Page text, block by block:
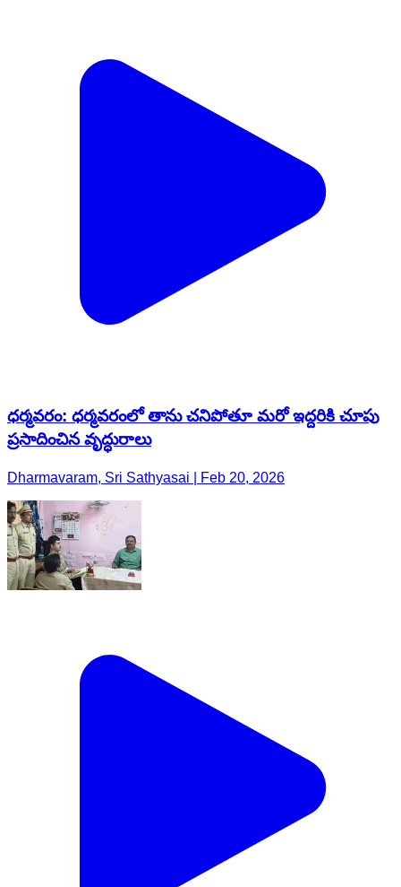
ధర్మవరం: ధర్మవరంలో తాను చనిపోతూ మరో ఇద్దరికి చూపు
ప్రసాదించిన వృద్ధురాలు
Dharmavaram, Sri Sathyasai | Feb 20, 2026